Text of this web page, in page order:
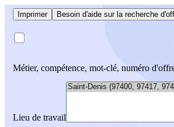
Imprimer Besoin d'aide sur la recherche
Métier, compétence, mot-clé, numéro
Lieu de travail